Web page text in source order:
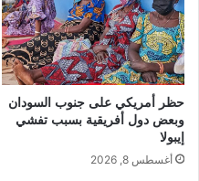
حظر أمريكي على جنوب السودان
وبعض دول أفريقية بسبب تفشي
إيبولا
أغسطس 8, 2026